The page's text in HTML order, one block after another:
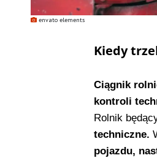
envato elements
Kiedy
Ciągnik
kontroli
Rolnik
techniczne.
pojazdu,